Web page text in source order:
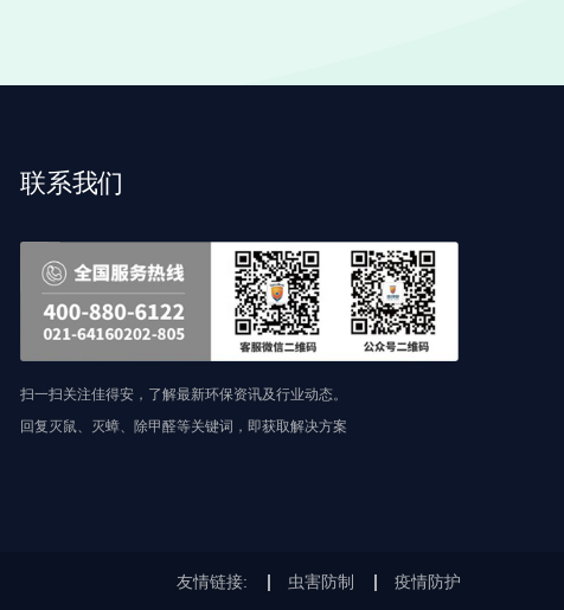
联系我们
扫一扫关注佳得安，了解最新环保资讯及行业动态。
回复灭鼠、灭蟑、除甲醛等关键词，即获取解决方案
友情链接: 虫害防制 疫情防护